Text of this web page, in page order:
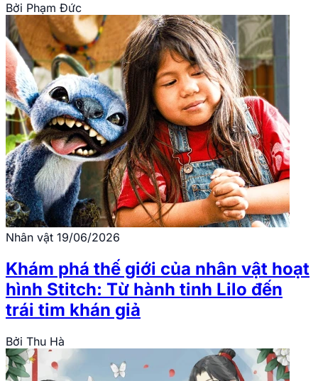
Bởi Phạm Đức
Nhân vật 19/06/2026
Khám phá thế giới của nhân vật hoạt
hình Stitch: Từ hành tinh Lilo đến
trái tim khán giả
Bởi Thu Hà